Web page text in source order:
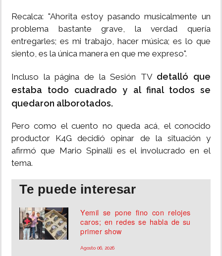
Recalca: "Ahorita estoy pasando musicalmente un
problema bastante grave, la verdad quería
entregarles; es mi trabajo, hacer música; es lo que
siento, es la única manera en que me expreso".
Incluso la página de la Sesión TV detalló que
estaba todo cuadrado y al final todos se
quedaron alborotados.
Pero como el cuento no queda acá, el conocido
productor K4G decidió opinar de la situación y
afirmó que Mario Spinalli es el involucrado en el
tema.
Te puede interesar
Yemil se pone fino con relojes
caros; en redes se habla de su
primer show
Agosto 06, 2026